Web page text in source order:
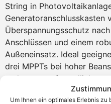
Um Ihnen ein optimales Erlebnis
String in
Generatoranschlusskasten
Überspannungsschutz
Anschlüssen und einem
Außeneinsatz. Ideal
drei MPPTs bei hoher
und montagefreundlich.
Produktvorteile